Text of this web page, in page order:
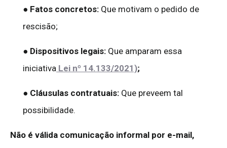
● Fatos concretos: Que motivam o pedido de
rescisão;
● Dispositivos legais: Que amparam essa
iniciativa Lei nº 14.133/2021);
● Cláusulas contratuais: Que preveem tal
possibilidade.
Não é válida comunicação informal por e-mail,